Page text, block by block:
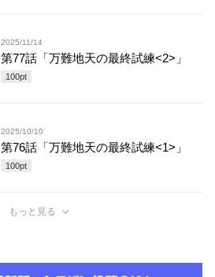
2025/11/14
第77話「万難地天の最終試練<2>」
100pt
2025/10/10
第76話「万難地天の最終試練<1>」
100pt
もっと見る